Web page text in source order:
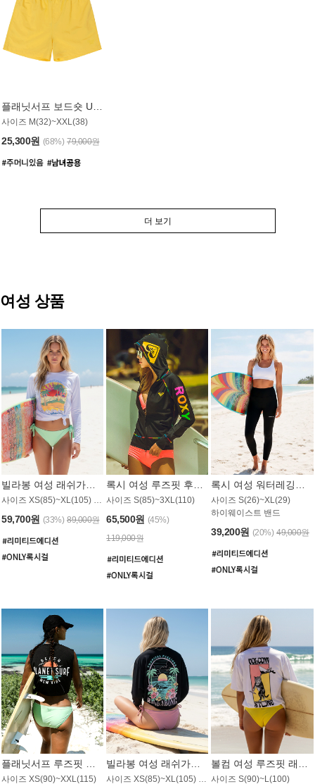
플래닛서프 보드숏 UMB008YPS
사이즈 M(32)~XXL(38)
25,300원 (68%) 79,000원
더 보기
여성 상품
59,700원 (33%) 89,000원
사이즈 S(85)~3XL(110)
65,500원 (45%)
119,000원
사이즈 S(26)~XL(29)
하이웨이스트 밴드
39,200원 (20%) 49,000원
사이즈 XS(90)~XXL(115) 사이즈 XS(85)~XL(105) / 오버핏 사이즈 S(90)~L(100)